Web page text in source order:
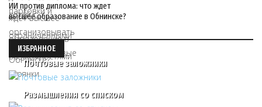
ИИ против диплома: что ждет
высшее образование в Обнинске?
ИЗБРАННОЕ
Почтовые заложники
Размышления со списком